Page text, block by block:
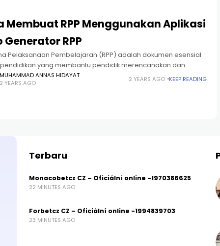
Membuat RPP Menggunakan Aplikasi
Generator RPP
Pelaksanaan Pembelajaran (RPP) adalah dokumen esensial
yang membantu pendidik merencanakan dan
kegiatan pembelajaran secara terstruktur. Sekarang ini
tersedia aplikasi Auto Generator RPP yang dapat
MUHAMMAD ANNAS HIDAYAT
2 YEARS AGO
2 YEARS AGO KEEP READING
Terbaru
Monacobetcz CZ – Oficiální online -1970386625
22 MINUTES AGO
Forbetcz CZ – Oficiální online -1994839703
23 MINUTES AGO